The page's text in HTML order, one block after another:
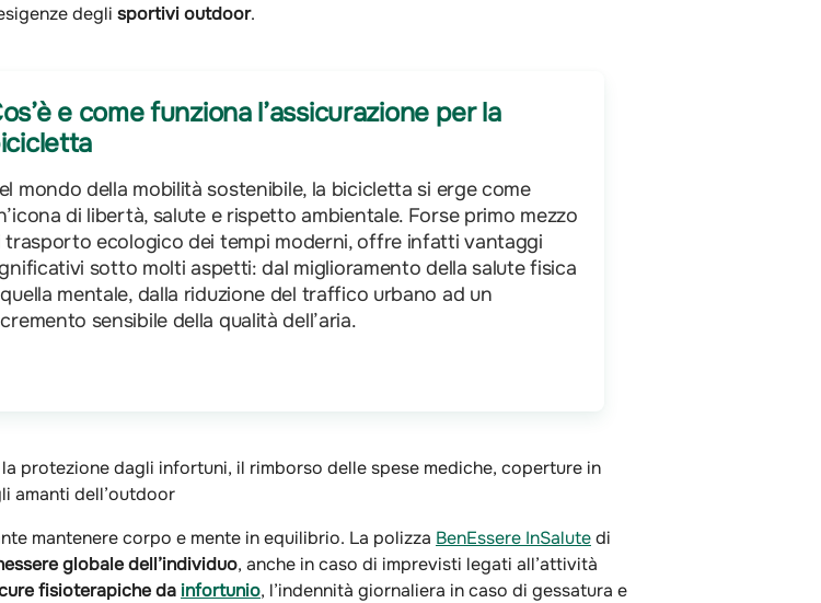
degli sportivi outdoor.
e come funziona l’assicurazione per la
mondo della mobilità sostenibile, la bicicletta si erge come
di libertà, salute e rispetto ambientale. Forse primo mezzo
trasporto ecologico dei tempi moderni, offre infatti vantaggi
sotto molti aspetti: dal miglioramento della salute fisica
mentale, dalla riduzione del traffico urbano ad un
sensibile della qualità dell’aria.
protezione dagli infortuni, il rimborso delle spese mediche, coperture in
amanti dell’outdoor
mantenere corpo e mente in equilibrio. La polizza BenEssere InSalutedi
globale dell’individuo, anche in caso di imprevisti legati all’attività
fisioterapiche da infortunio, l’indennità giornaliera in caso di gessatura e